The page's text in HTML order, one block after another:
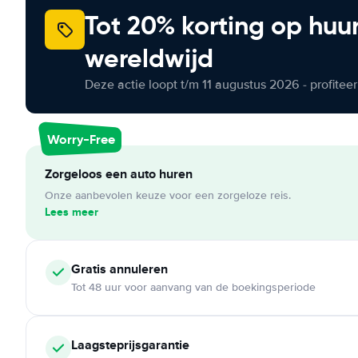
Tot 20% korting op
wereldwijd
Deze actie loopt t/m 11 augustus 2026 -
Worry-Free
Zorgeloos een auto huren
Onze aanbevolen keuze voor een zorgeloze reis.
Lees meer
Gratis annuleren
Tot 48 uur voor aanvang van de boekingsperiode
Laagsteprijsgarantie